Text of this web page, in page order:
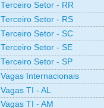
Terceiro Setor - RR
Terceiro Setor - RS
Terceiro Setor - SC
Terceiro Setor - SE
Terceiro Setor - SP
Vagas Internacionais
Vagas TI - AL
Vagas TI - AM